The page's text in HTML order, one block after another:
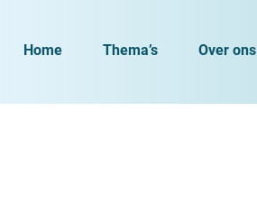
Home Thema’s Over ons